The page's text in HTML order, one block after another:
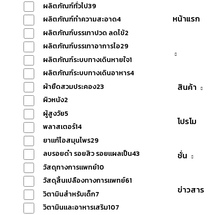
หน้าแรก
สินค้า
โปรโม
ชั่น
ข่าวสาร
ผลิตภัณฑ์ทั่วไป39
ผลิตภัณฑ์ทำความสะอาด4
ผลิตภัณฑ์บรรเทาปวด ลดไข้2
ผลิตภัณฑ์บรรเทาอาการไอ29
ผลิตภัณฑ์ระบบทางเดินหายใจ1
ผลิตภัณฑ์ระบบทางเดินอาหาร4
ผ้ายืดสวมประคอง23
ผิวหนัง2
ผู้สูงวัย5
พลาสเตอร์14
ยาแก้ไอสมุนไพร29
ลบรอยดำ รอยสิว รอยแผลเป็น43
วัสดุทางการแพทย์10
วัสดุสิ้นเปลืองทางการแพทย์61
วิตามินสำหรับเด็ก7
วิตามินและอาหารเสริม107